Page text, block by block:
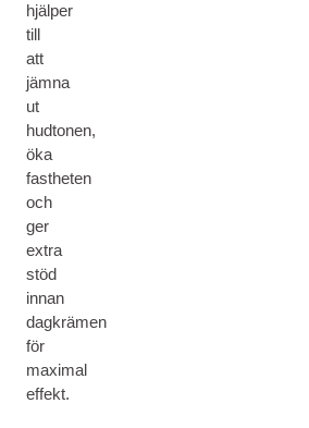
hjälper
till
att
jämna
ut
hudtonen,
öka
fastheten
och
ger
extra
stöd
innan
dagkrämen
för
maximal
effekt.